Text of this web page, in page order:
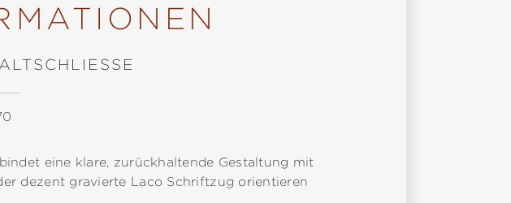
eine klare, zurückhaltende Gestaltung mit
dezent gravierte Laco Schriftzug orientieren